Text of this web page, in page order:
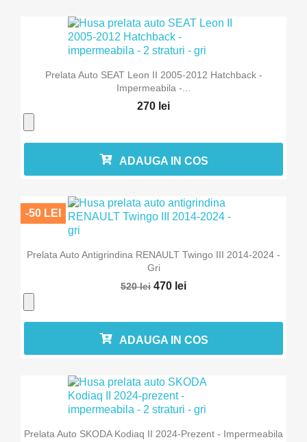
Prelata Auto SEAT Leon II 2005-2012 Hatchback -
Impermeabila -...
270 lei
ADAUGA IN COS
Prelata Auto Antigrindina RENAULT Twingo III 2014-2024 -
Gri
520 lei 470 lei
-50 LEI
ADAUGA IN COS
Prelata Auto SKODA Kodiaq II 2024-Prezent - Impermeabila